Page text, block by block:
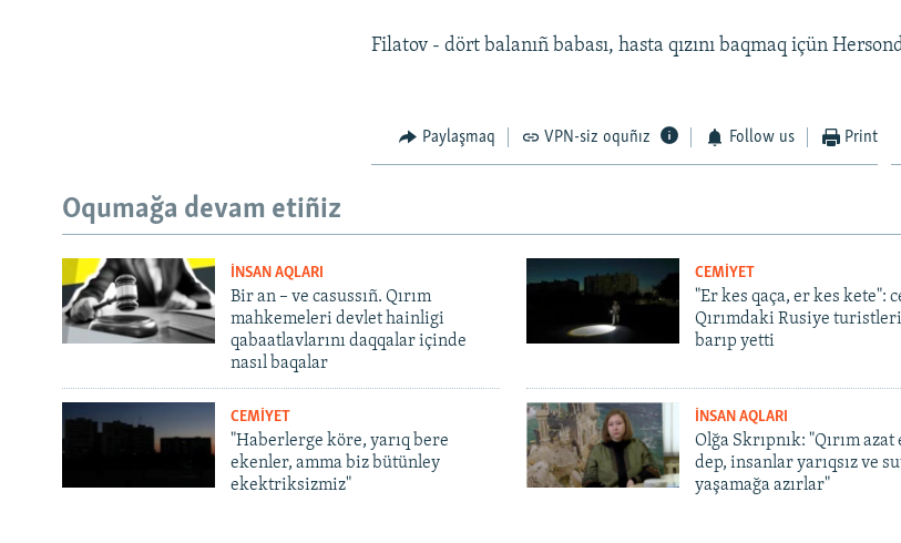
Filatov - dört balanıñ babası, hasta qızını baqmaq içün
Paylaşmaq VPN-siz oquñız Follow us Print
Oqumağa devam etiñiz
İNSAN AQLARI
Bir an – ve casussıñ. Qırım
mahkemeleri devlet hainligi
qabaatlavlarını daqqalar içinde
nasıl baqalar
CEMİYET
"Er kes qaça, er kes kete":
Qırımdaki Rusiye
barıp yetti
CEMİYET
"Haberlerge köre, yarıq bere
ekenler, amma biz bütünley
ekektriksizmiz"
İNSAN AQLARI
Olğa Skrıpnık: "Qırım
dep, insanlar yarıqsız ve
yaşamağa azırlar"